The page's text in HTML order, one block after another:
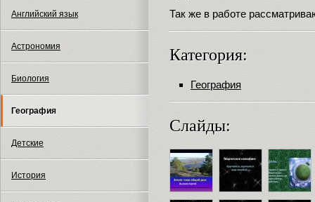
Английский язык
Астрономия
Биология
География
Детские
История
Так же в работе
Категория:
География
Слайды: